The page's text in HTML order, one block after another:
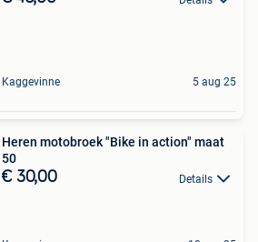
Kaggevinne 5 aug 25
Heren motobroek "Bike in action" maat
50
€ 30,00 Details